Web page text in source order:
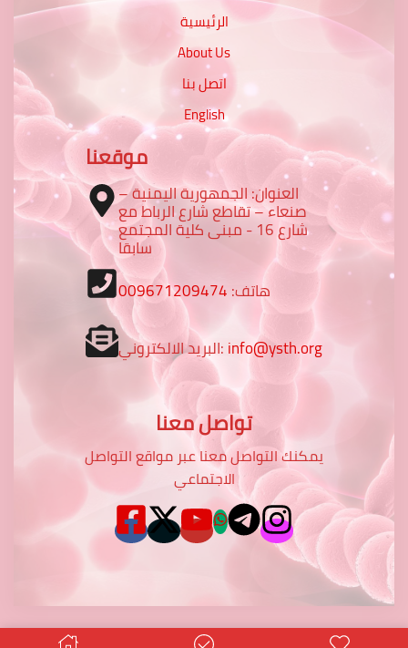
الرئيسية
About Us
اتصل بنا
English
موقعنا
العنوان: الجمهورية اليمنية –
صنعاء – تقاطع شارع الرباط مع
شارع 16 - مبنى كلية المجتمع
سابقا
هاتف:009671209474
البريد الالكتروني:info@ysth.org
تواصل معنا
يمكنك التواصل معنا عبر مواقع التواصل
الاجتماعي